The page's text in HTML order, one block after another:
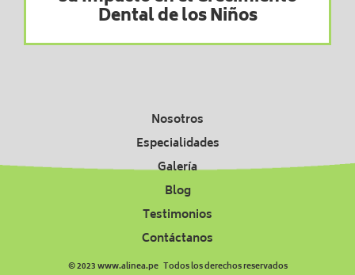
Dental de los Niños
Nosotros
Especialidades
Galería
Blog
Testimonios
Contáctanos
© 2023 www.alinea.pe Todos los derechos reservados